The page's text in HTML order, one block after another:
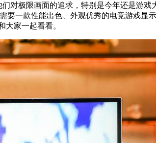
对极限画面的追求，特别是今年还是游
要一款性能出色、外观优秀的电竞游戏显
家一起看看。